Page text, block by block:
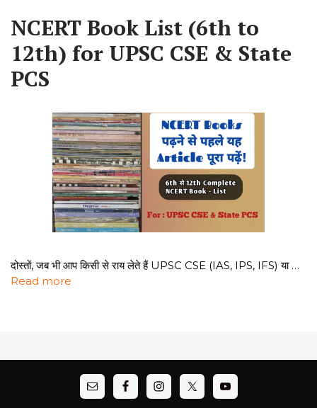
NCERT Book List (6th to
12th) for UPSC CSE & State
PCS
दोस्तों, जब भी आप किसी से राय लेते हैं UPSC CSE (IAS, IPS, IFS) या …
Read more